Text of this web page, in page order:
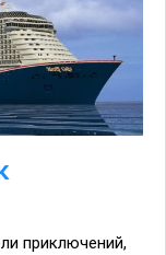
приключений,